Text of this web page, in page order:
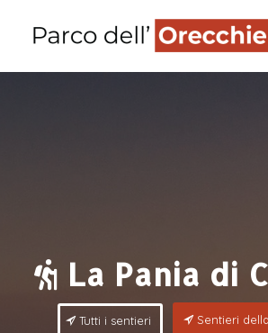
La Pania di
Tutti i sentieri Sentieri